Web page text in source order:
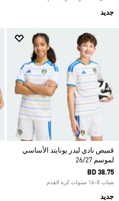
جديد
قميص نادي ليدز يونايتد الأساسي
لموسم 26/27
BD 38.75
شباب 8-16 سنوات كرة القدم
جديد